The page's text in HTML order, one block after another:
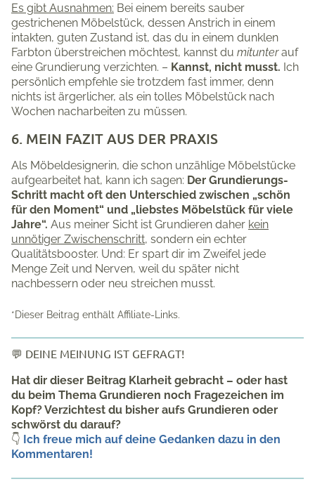
Es gibt Ausnahmen: Bei einem bereits sauber
gestrichenen Möbelstück, dessen Anstrich in einem
intakten, guten Zustand ist, das du in einem dunklen
Farbton überstreichen möchtest, kannst du mitunterauf
eine Grundierung verzichten. – Kannst, nicht musst. Ich
persönlich empfehle sie trotzdem fast immer, denn
nichts ist ärgerlicher, als ein tolles Möbelstück nach
Wochen nacharbeiten zu müssen.
6. MEIN FAZIT AUS DER PRAXIS
Als Möbeldesignerin, die schon unzählige Möbelstücke
aufgearbeitet hat, kann ich sagen: Der Grundierungs-
Schritt macht oft den Unterschied zwischen „schön
für den Moment“ und „liebstes Möbelstück für viele
Jahre“. Aus meiner Sicht ist Grundieren daher kein
unnötiger Zwischenschritt, sondern ein echter
Qualitätsbooster. Und: Er spart dir im Zweifel jede
Menge Zeit und Nerven, weil du später nicht
nachbessern oder neu streichen musst.
*Dieser Beitrag enthält Affiliate-Links.
💬 DEINE MEINUNG IST GEFRAGT!
Hat dir dieser Beitrag Klarheit gebracht – oder hast
du beim Thema Grundieren noch Fragezeichen im
Kopf? Verzichtest du bisher aufs Grundieren oder
schwörst du darauf?
👇 Ich freue mich auf deine Gedanken dazu in den
Kommentaren!